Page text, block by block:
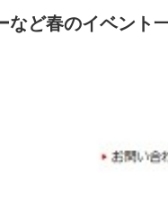
など春のイベント